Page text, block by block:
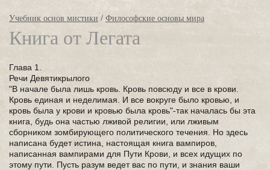
Учебник основ мистики / Философские основы мира
Книга от Легата
Глава 1.
Речи Девятикрылого
"В начале была лишь кровь. Кровь повсюду и все в крови.
Кровь единая и неделимая. И все вокруге было кровью, и
кровь была у крови и кровью была кровь"-так началась бы эта
книга, будь она частью лживой религии, или лживым
сборником зомбирующего политического течения. Но здесь
написана будет истина, настоящая книга вампиров,
написанная вампирами для Пути Крови, и всех идущих по
этому пути. Пусть разум ведет вас по пути, и знания ваши